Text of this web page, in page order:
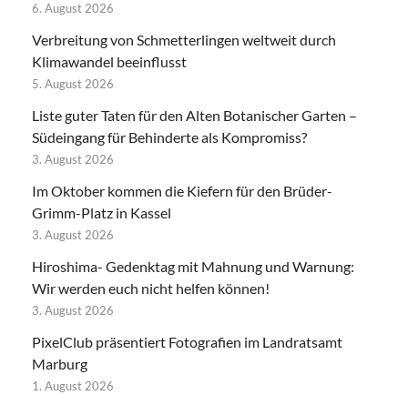
6. August 2026
Verbreitung von Schmetterlingen weltweit durch
Klimawandel beeinflusst
5. August 2026
Liste guter Taten für den Alten Botanischer Garten –
Südeingang für Behinderte als Kompromiss?
3. August 2026
Im Oktober kommen die Kiefern für den Brüder-
Grimm-Platz in Kassel
3. August 2026
Hiroshima- Gedenktag mit Mahnung und Warnung:
Wir werden euch nicht helfen können!
3. August 2026
PixelClub präsentiert Fotografien im Landratsamt
Marburg
1. August 2026